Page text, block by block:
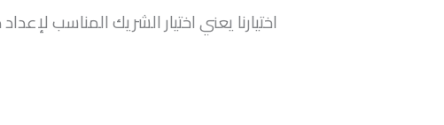
اختيارنا يعني اختيار الشريك المناسب